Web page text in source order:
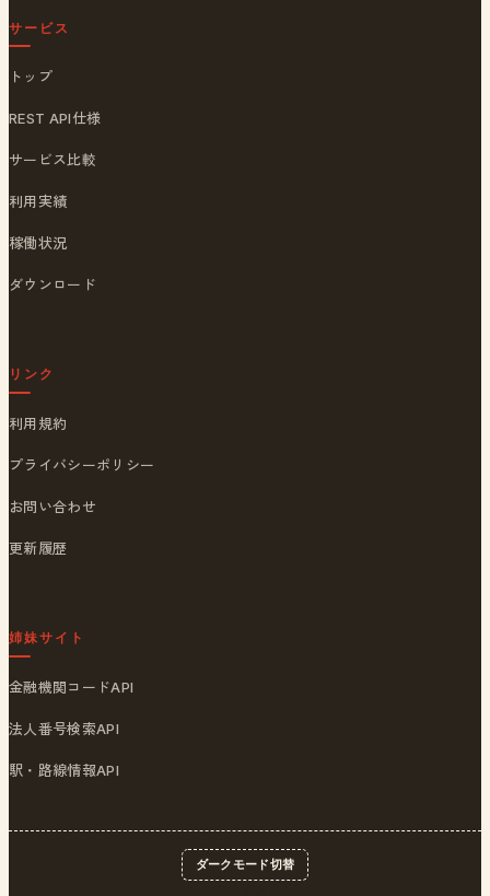
サービス
トップ
REST API仕様
サービス比較
利用実績
稼働状況
ダウンロード
リンク
利用規約
プライバシーポリシー
お問い合わせ
更新履歴
姉妹サイト
金融機関コードAPI
法人番号検索API
駅・路線情報API
ダークモード切替